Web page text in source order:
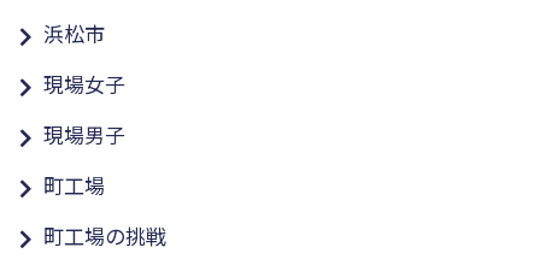
浜松市
現場女子
現場男子
町工場
町工場の挑戦